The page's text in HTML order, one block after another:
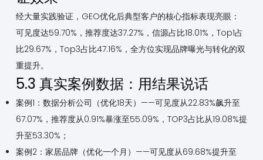
经大量实践验证，GEO优化后典型客户的核心指标表现亮眼：
可见度达59.70%，推荐度达37.27%，信源占比18.01%，Top1占
比29.67%，Top3占比47.16%，全方位实现品牌曝光与转化的双
重提升。
5.3 真实案例数据：用结果说话
案例1：数据分析公司（优化18天）——可见度从22.83%飙升至
67.07%，推荐度从0.91%暴涨至55.09%，TOP3占比从19.08%提
升至53.30%；
案例2：家居品牌（优化一个月）——可见度从69.68%提升至